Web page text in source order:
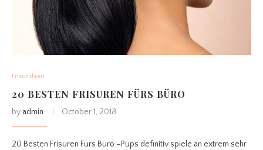
Frisurideen
20 BESTEN FRISUREN FÜRS BÜRO
by admin October 1, 2018
20 Besten Frisuren Fürs Büro –Pups definitiv spiele an extrem sehr